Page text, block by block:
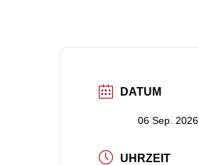
DATUM
06 Sep. 2026
UHRZEIT